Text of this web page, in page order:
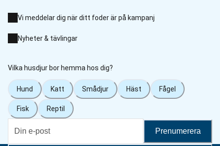
Vi meddelar dig när ditt foder är på kampanj
Nyheter & tävlingar
Vilka husdjur bor hemma hos dig?
Hund Katt Smådjur Häst Fågel
Fisk Reptil
Prenumerera